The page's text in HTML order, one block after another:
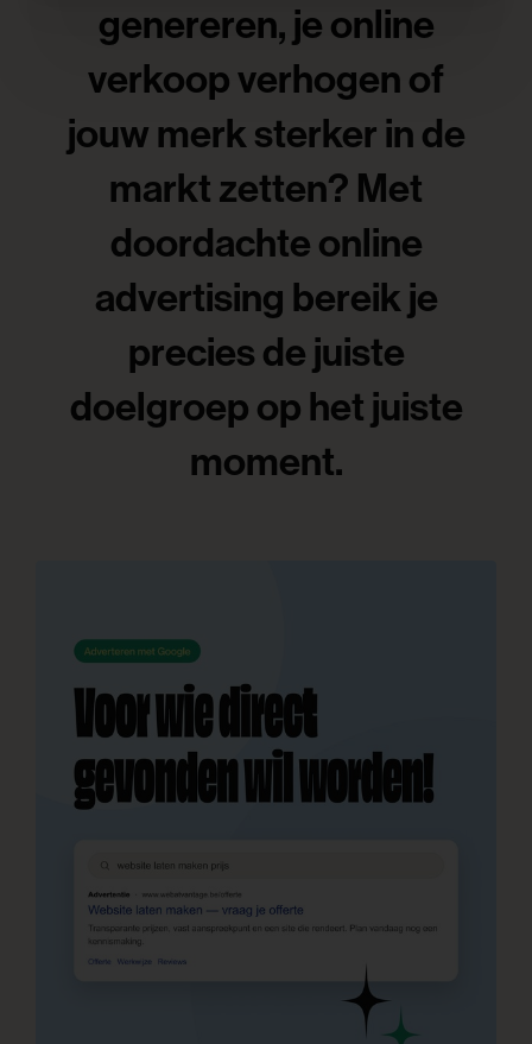
genereren, je online
verkoop verhogen of
jouw merk sterker in de
markt zetten? Met
doordachte online
advertising bereik je
precies de juiste
doelgroep op het juiste
moment.